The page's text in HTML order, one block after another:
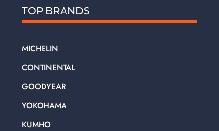
TOP BRANDS
MICHELIN
CONTINENTAL
GOODYEAR
YOKOHAMA
KUMHO